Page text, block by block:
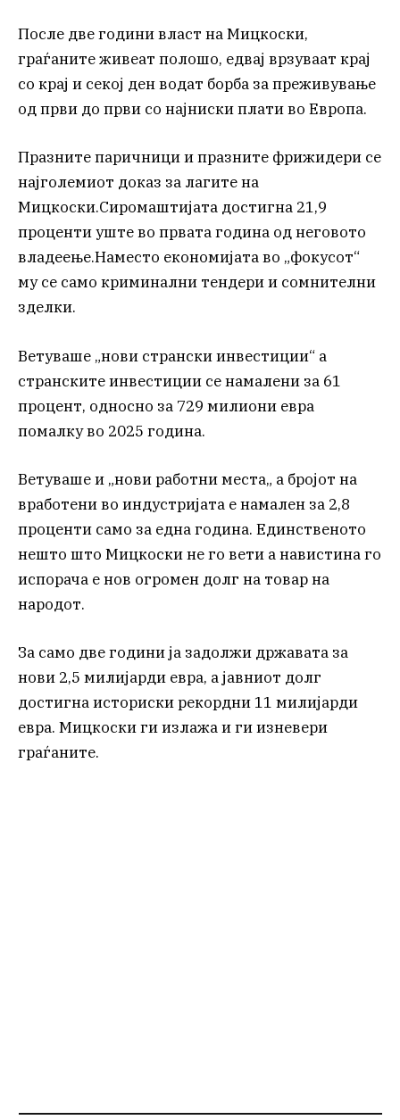
После две години власт на Мицкоски,
граѓаните живеат полошо, едвај врзуваат крај
со крај и секој ден водат борба за преживување
од први до први со најниски плати во Европа.
Празните паричници и празните фрижидери се
најголемиот доказ за лагите на
Мицкоски.Сиромаштијата достигна 21,9
проценти уште во првата година од неговото
владеење.Наместо економијата во „фокусот“
му се само криминални тендери и сомнителни
зделки.
Ветуваше „нови странски инвестиции“ а
странските инвестиции се намалени за 61
процент, односно за 729 милиони евра
помалку во 2025 година.
Ветуваше и „нови работни места„ а бројот на
вработени во индустријата е намален за 2,8
проценти само за една година. Единственото
нешто што Мицкоски не го вети а навистина го
испорача е нов огромен долг на товар на
народот.
За само две години ја задолжи државата за
нови 2,5 милијарди евра, а јавниот долг
достигна историски рекордни 11 милијарди
евра. Мицкоски ги излажа и ги изневери
граѓаните.